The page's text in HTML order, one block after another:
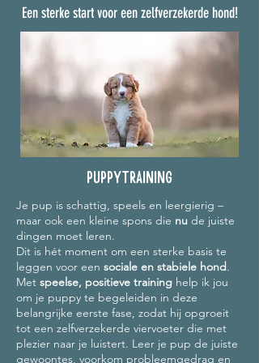
Een sterke start voor een zelfverzekerde hond!
PUPPYTRAINING
Je pup is schattig, speels en leergierig –
maar ook een kleine spons die nu de juiste
dingen moet leren.
Dit is hét moment om een sterke basis te
leggen voor een sociale en stabiele hond.
Met speelse, positieve training help ik jou
om je puppy te begeleiden in deze
belangrijke eerste fase, zodat hij opgroeit
tot een zelfverzekerde viervoeter die met
plezier naar je luistert. Leer je pup de juiste
gewoontes, voorkom probleemgedrag en